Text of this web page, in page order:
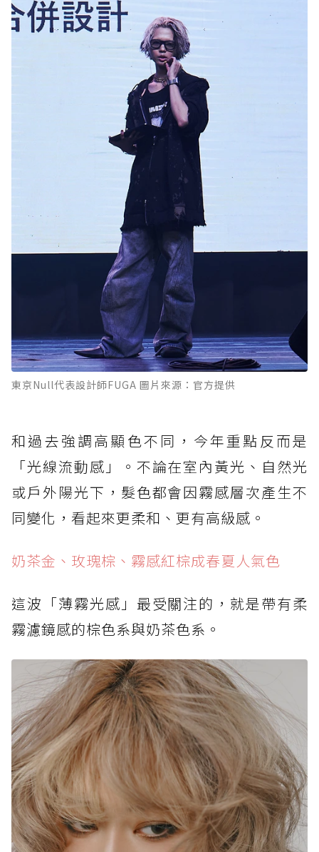
東京Null代表設計師FUGA 圖片來源：官方提供
和過去強調高顯色不同，今年重點反而是
「光線流動感」。不論在室內黃光、自然光
或戶外陽光下，髮色都會因霧感層次產生不
同變化，看起來更柔和、更有高級感。
奶茶金、玫瑰棕、霧感紅棕成春夏人氣色
這波「薄霧光感」最受關注的，就是帶有柔
霧濾鏡感的棕色系與奶茶色系。